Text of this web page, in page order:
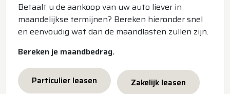
Betaalt u de aankoop van uw auto liever in
maandelijkse termijnen? Bereken hieronder snel
en eenvoudig wat dan de maandlasten zullen zijn.
Bereken je maandbedrag.
Particulier leasen Zakelijk leasen